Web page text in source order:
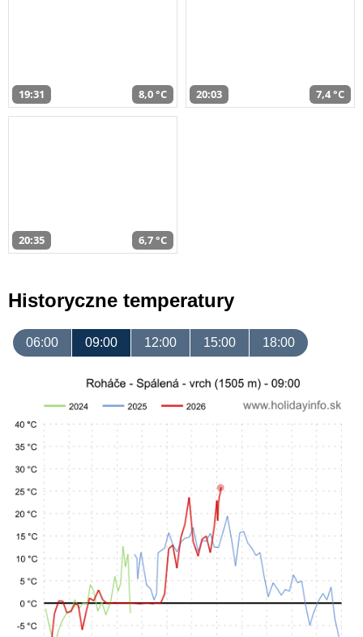
19:31 8,0 °C 20:03 7,4 °C
20:35 6,7 °C
Historyczne temperatury
06:00 09:00 12:00 15:00 18:00